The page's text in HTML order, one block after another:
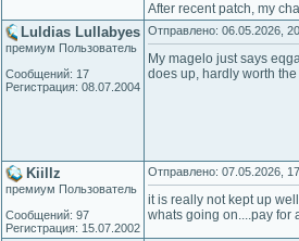
After recent patch, my
Luldias Lullabyes
премиум Пользователь
Сообщений: 17
Регистрация: 08.07.2004
Отправлено: 06.05.2026,
My magelo just says
does up, hardly worth
Kiillz
премиум Пользователь
Сообщений: 97
Регистрация: 15.07.2002
Отправлено: 07.05.2026,
it is really not kept up
whats going on....pay for